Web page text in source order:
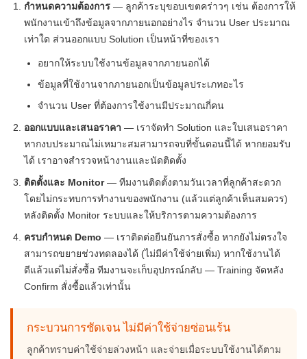
กำหนดความต้องการ — ลูกค้าระบุขอบเขตคร่าวๆ เช่น ต้องการให้
พนักงานเข้าถึงข้อมูลจากภายนอกอย่างไร จำนวน User ประมาณ
เท่าใด ส่วนออกแบบ Solution เป็นหน้าที่ของเรา
อยากให้ระบบใช้งานข้อมูลจากภายนอกได้
ข้อมูลที่ใช้งานจากภายนอกเป็นข้อมูลประเภทอะไร
จำนวน User ที่ต้องการใช้งานมีประมาณกี่คน
ออกแบบและเสนอราคา — เราจัดทำ Solution และใบเสนอราคา
หากงบประมาณไม่เหมาะสมสามารถจบที่ขั้นตอนนี้ได้ หากยอมรับ
ได้ เราอาจสำรวจหน้างานและนัดติดตั้ง
ติดตั้งและ Monitor— ทีมงานติดตั้งตามวันเวลาที่ลูกค้าสะดวก
โดยไม่กระทบการทำงานของพนักงาน (แล้วแต่ลูกค้าเห็นสมควร)
หลังติดตั้ง Monitor ระบบและให้บริการตามความต้องการ
ครบกำหนด Demo — เราติดต่อยืนยันการสั่งซื้อ หากยังไม่ตรงใจ
สามารถขยายช่วงทดลองได้ (ไม่มีค่าใช้จ่ายเพิ่ม) หากใช้งานได้
ดีแล้วแต่ไม่สั่งซื้อ ทีมงานจะเก็บอุปกรณ์กลับ — Training จัดหลัง
Confirm สั่งซื้อแล้วเท่านั้น
กระบวนการชัดเจน ไม่มีค่าใช้จ่ายซ่อนเร้น
ลูกค้าทราบค่าใช้จ่ายล่วงหน้า และจ่ายเมื่อระบบใช้งานได้ตาม